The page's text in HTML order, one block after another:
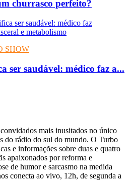
churrasco perfeito?
SHOW
ser saudável: médico faz a...
mais inusitados no único
do rádio do sul do mundo. O Turbo
e informações sobre duas e quatro
apaixonados por reforma e
de humor e sarcasmo na medida
conecta ao vivo, 12h, de segunda a